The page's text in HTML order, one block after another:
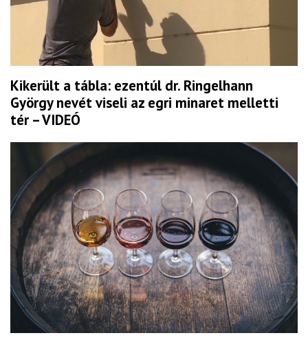
Kikerült a tábla: ezentúl dr. Ringelhann
György nevét viseli az egri minaret melletti
tér – VIDEÓ